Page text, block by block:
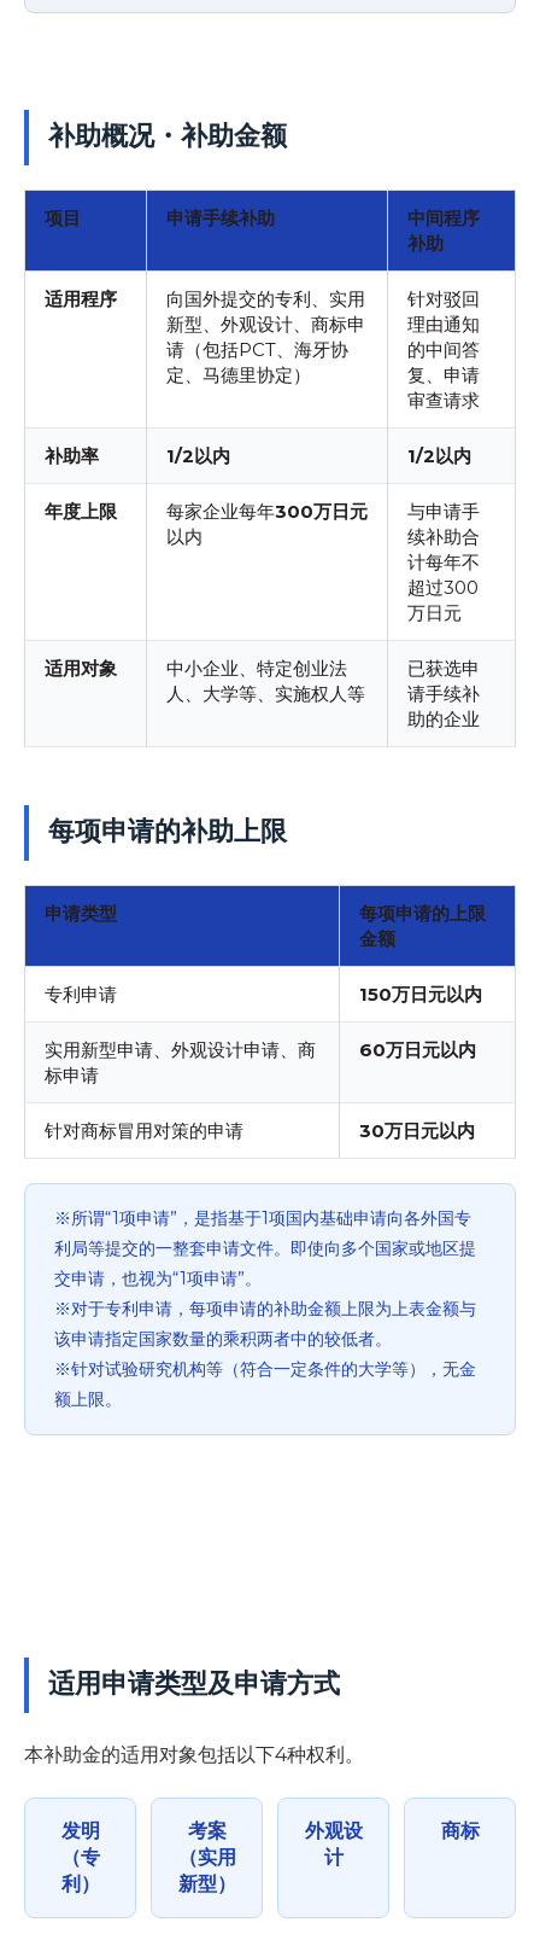
补助概况・补助金额
项目 申请手续补助
中间程序
补助
适用程序
向国外提交的专利、实用
新型、外观设计、商标申
请（包括PCT、海牙协
定、马德里协定）
针对驳回
理由通知
的中间答
复、申请
审查请求
补助率 1/2以内 1/2以内
年度上限 每家企业每年300万日元
以内
与申请手
续补助合
计每年不
超过300
万日元
适用对象
中小企业、特定创业法
人、大学等、实施权人等
已获选申
请手续补
助的企业
每项申请的补助上限
申请类型
每项申请的上限
金额
专利申请 150万日元以内
实用新型申请、外观设计申请、商
标申请
60万日元以内
针对商标冒用对策的申请 30万日元以内
※所谓“1项申请”，是指基于1项国内基础申请向各外国专
利局等提交的一整套申请文件。即使向多个国家或地区提
交申请，也视为“1项申请”。
※对于专利申请，每项申请的补助金额上限为上表金额与
该申请指定国家数量的乘积两者中的较低者。
※针对试验研究机构等（符合一定条件的大学等），无金
额上限。
适用申请类型及申请方式
本补助金的适用对象包括以下4种权利。
发明
（专
利）
考案
（实用
新型）
外观设
计
商标